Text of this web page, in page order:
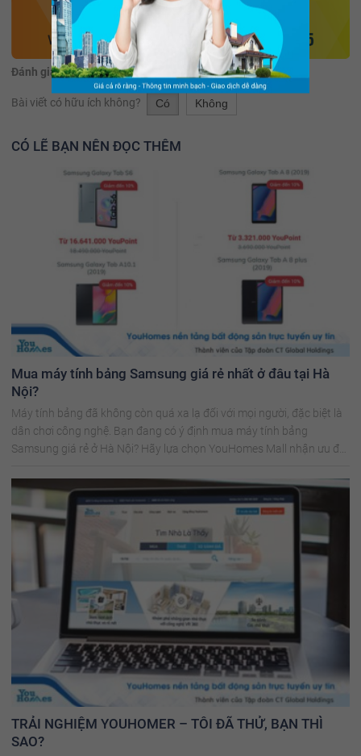
Đánh giá: (6 đánh giá)
Bài viết có hữu ích không? Có Không
CÓ LẼ BẠN NÊN ĐỌC THÊM
Mua máy tính bảng Samsung giá rẻ nhất ở đâu tại Hà
Nội?
Máy tính bảng đã không còn quá xa lạ đối với mọi người, đặc biệt là
dân chơi công nghệ. Bạn đang có ý định mua máy tính bảng
Samsung giá rẻ ở Hà Nội? Hãy lựa chọn YouHomes Mall nhận ưu đãi
TRẢI NGHIỆM YOUHOMER – TÔI ĐÃ THỬ, BẠN THÌ
SAO?